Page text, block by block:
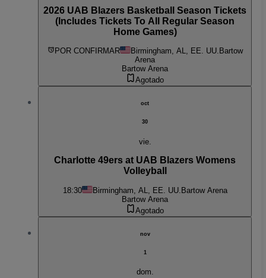
2026 UAB Blazers Basketball Season Tickets
(Includes Tickets To All Regular Season
Home Games)
POR CONFIRMAR Birmingham, AL, EE. UU. Bartow
Arena
Bartow Arena
Agotado
oct
30
vie.
Charlotte 49ers at UAB Blazers Womens
Volleyball
18:30 Birmingham, AL, EE. UU. Bartow Arena
Bartow Arena
Agotado
nov
1
dom.